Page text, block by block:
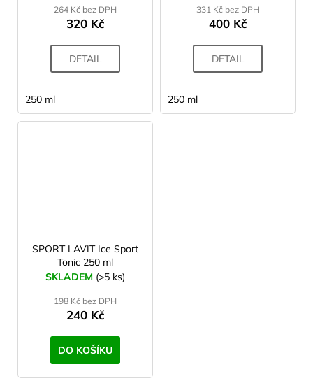
264 Kč bez DPH
320 Kč
DETAIL
250 ml
331 Kč bez DPH
400 Kč
DETAIL
250 ml
SPORT LAVIT Ice Sport
Tonic 250 ml
SKLADEM (>5 ks)
198 Kč bez DPH
240 Kč
DO KOŠÍKU